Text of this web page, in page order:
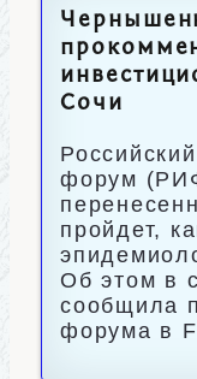
Сочи
форум
пройдет,
Об этом в
сообщила
форума в